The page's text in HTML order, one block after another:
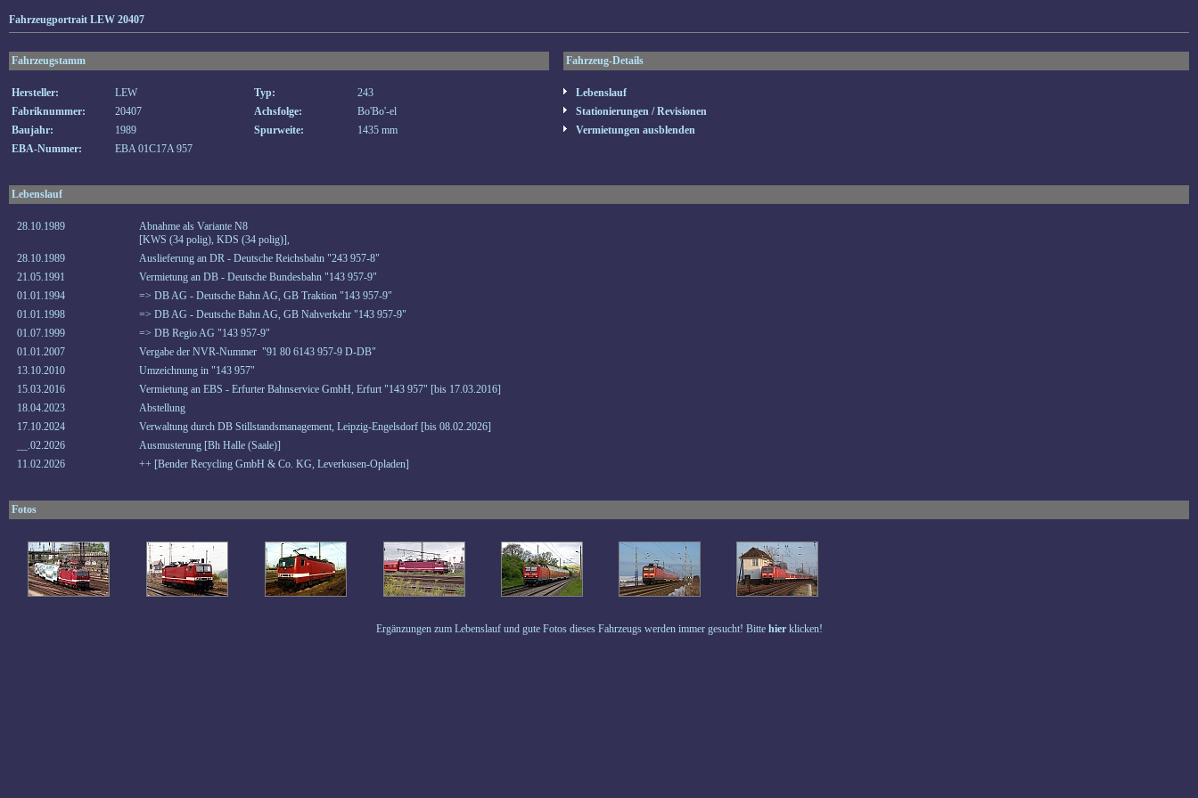
Fahrzeugportrait LEW 20407
Fahrzeugstamm Fahrzeug-Details
Hersteller: LEW Typ: 243
Lebenslauf
Fabriknummer:
20407 Achsfolge: Bo'Bo'-el
Stationierungen / Revisionen
Baujahr:
1989 Spurweite: 1435 mm
Vermietungen ausblenden
EBA-Nummer:
EBA 01C17A 957
Lebenslauf
28.10.1989
Abnahme als Variante N8
[KWS (34 polig), KDS (34 polig)],
28.10.1989
Auslieferung an DR - Deutsche Reichsbahn "243 957-8"
21.05.1991
Vermietung an DB - Deutsche Bundesbahn "143 957-9"
01.01.1994
=> DB AG - Deutsche Bahn AG, GB Traktion "143 957-9"
01.01.1998
=> DB AG - Deutsche Bahn AG, GB Nahverkehr "143 957-9"
01.07.1999
=> DB Regio AG "143 957-9"
01.01.2007
Vergabe der NVR-Nummer "91 80 6143 957-9 D-DB"
13.10.2010
Umzeichnung in "143 957"
15.03.2016
Vermietung an EBS - Erfurter Bahnservice GmbH, Erfurt "143 957" [bis 17.03.2016]
18.04.2023
Abstellung
17.10.2024
Verwaltung durch DB Stillstandsmanagement, Leipzig-Engelsdorf [bis 08.02.2026]
__.02.2026
Ausmusterung [Bh Halle (Saale)]
11.02.2026
++ [Bender Recycling GmbH & Co. KG, Leverkusen-Opladen]
Fotos
Ergänzungen zum Lebenslauf und gute Fotos dieses Fahrzeugs werden immer gesucht! Bitte hierklicken!